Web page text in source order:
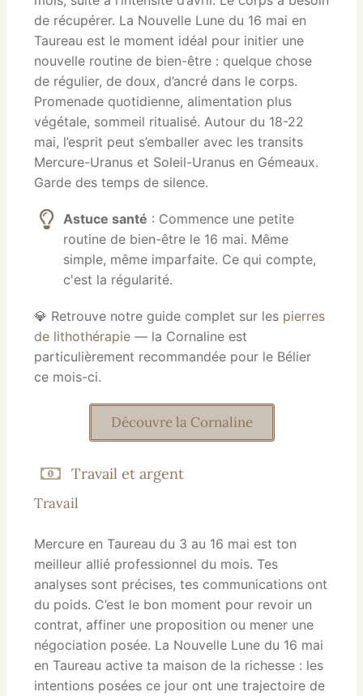
de récupérer. La Nouvelle Lune du 16 mai en
Taureau est le moment idéal pour initier une
nouvelle routine de bien-être : quelque chose
de régulier, de doux, d’ancré dans le corps.
Promenade quotidienne, alimentation plus
végétale, sommeil ritualisé. Autour du 18-22
mai, l’esprit peut s’emballer avec les transits
Mercure-Uranus et Soleil-Uranus en Gémeaux.
Garde des temps de silence.
Astuce santé : Commence une petite
routine de bien-être le 16 mai. Même
simple, même imparfaite. Ce qui compte,
c'est la régularité.
💎 Retrouve notre guide complet sur les pierres
de lithothérapie — la Cornaline est
particulièrement recommandée pour le Bélier
ce mois-ci.
Découvre la Cornaline
Travail et argent
Travail
Mercure en Taureau du 3 au 16 mai est ton
meilleur allié professionnel du mois. Tes
analyses sont précises, tes communications ont
du poids. C’est le bon moment pour revoir un
contrat, affiner une proposition ou mener une
négociation posée. La Nouvelle Lune du 16 mai
en Taureau active ta maison de la richesse : les
intentions posées ce jour ont une trajectoire de